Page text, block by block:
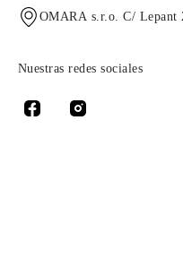
OMARA s.r.o. C/ Lepant
Nuestras redes sociales